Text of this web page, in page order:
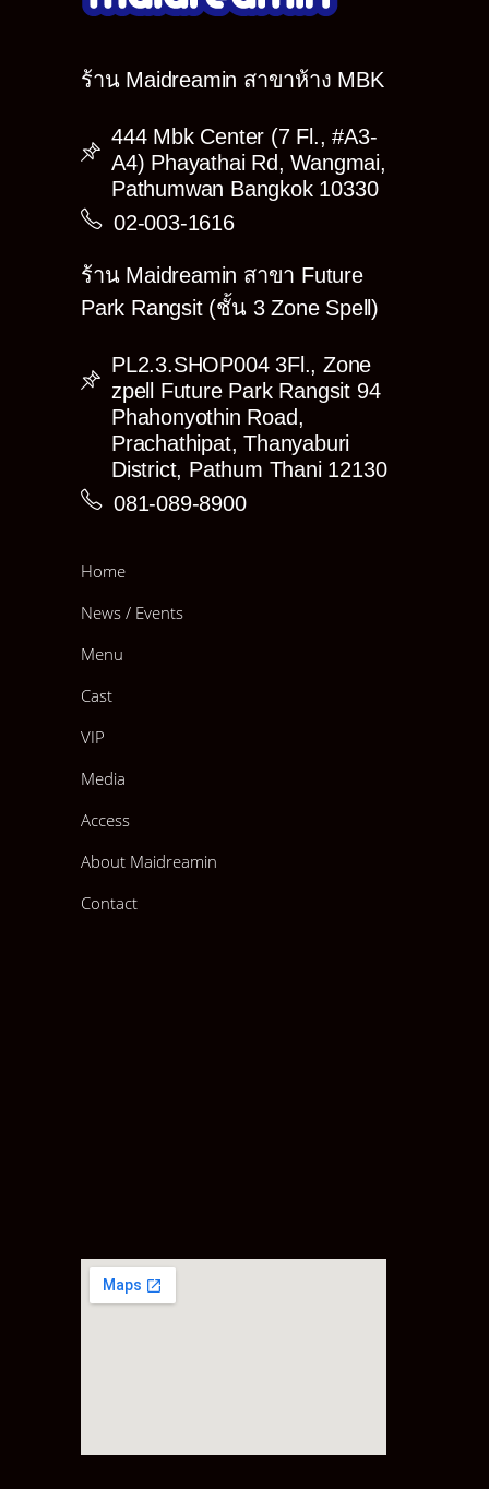
ร้าน Maidreamin สาขาห้าง MBK
444 Mbk Center (7 Fl., #A3-
A4) Phayathai Rd, Wangmai,
Pathumwan Bangkok 10330
02-003-1616
ร้าน Maidreamin สาขา Future
Park Rangsit (ชั้น 3 Zone Spell)
PL2.3.SHOP004 3Fl., Zone
zpell Future Park Rangsit 94
Phahonyothin Road,
Prachathipat, Thanyaburi
District, Pathum Thani 12130
081-089-8900
Home
News / Events
Menu
Cast
VIP
Media
Access
About Maidreamin
Contact